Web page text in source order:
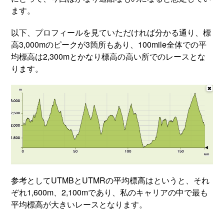
ます。
以下、プロフィールを見ていただければ分かる通り、標
高3,000mのピークが3箇所もあり、100mile全体での平
均標高は2,300mとかなり標高の高い所でのレースとな
ります。
参考としてUTMBとUTMRの平均標高はというと、それ
ぞれ1,600m、2,100mであり、私のキャリアの中で最も
平均標高が大きいレースとなります。